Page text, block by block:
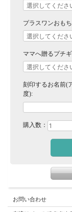
プラスワンおも
ママへ贈るプチ
刻印するお名前(
度):
購入数：
お問い合わせ